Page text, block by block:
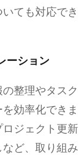
ても対応でき
ーション
整理やタスク
効率化できま
ジェクト更新
ど、取り組み